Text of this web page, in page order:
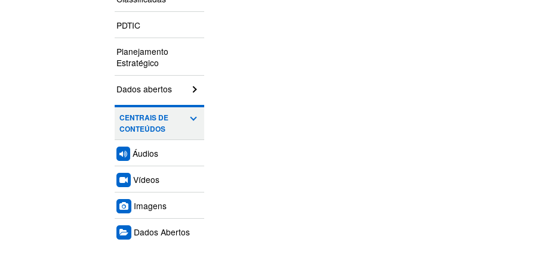
PDTIC
Planejamento
Estratégico
Dados abertos
CENTRAIS DE
CONTEÚDOS
Áudios
Vídeos
Imagens
Dados Abertos